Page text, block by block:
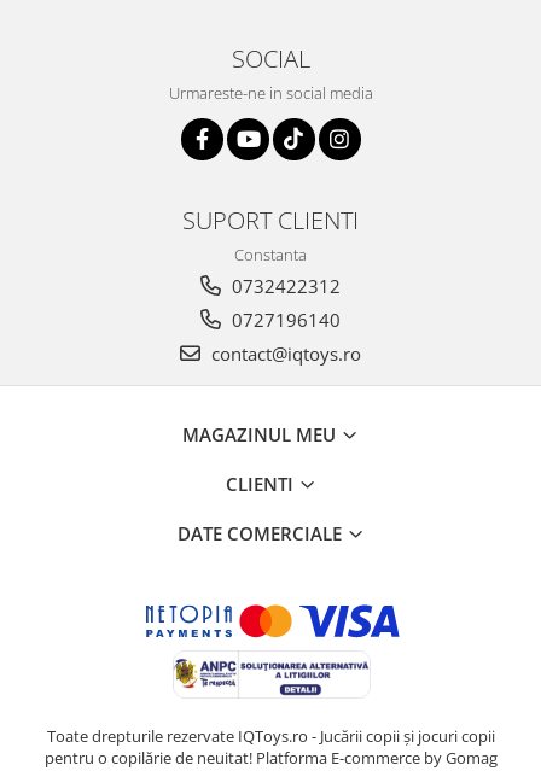
SOCIAL
Urmareste-ne in social media
SUPORT CLIENTI
Constanta
0732422312
0727196140
contact@iqtoys.ro
MAGAZINUL MEU
CLIENTI
DATE COMERCIALE
Toate drepturile rezervate IQToys.ro - Jucării copii și jocuri copii
pentru o copilărie de neuitat! Platforma E-commerce by Gomag